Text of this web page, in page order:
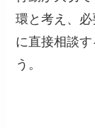
環と考え、
に直接相談
う。